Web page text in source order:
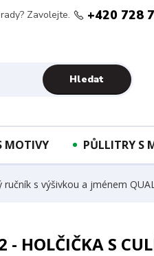
Hledat
Zavolejte. +420 728
MOTIVY PŮLLITRY S
ručník s výšivkou a jménem
S